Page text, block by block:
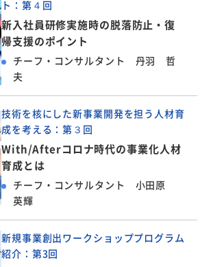
ト：第４回
新入社員研修実施時の脱落防止・復
帰支援のポイント
チーフ・コンサルタント 丹羽 哲
夫
技術を核にした新事業開発を担う人材育
成を考える：第３回
With/Afterコロナ時代の事業化人材
育成とは
チーフ・コンサルタント 小田原
英輝
新規事業創出ワークショッププログラム
紹介：第3回